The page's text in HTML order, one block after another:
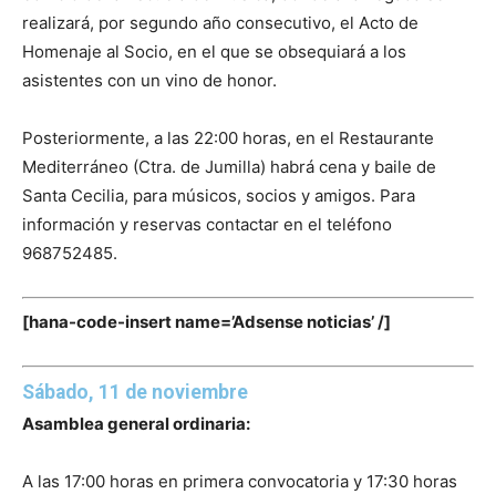
realizará, por segundo año consecutivo, el Acto de
Homenaje al Socio, en el que se obsequiará a los
asistentes con un vino de honor.
Posteriormente, a las 22:00 horas, en el Restaurante
Mediterráneo (Ctra. de Jumilla) habrá cena y baile de
Santa Cecilia, para músicos, socios y amigos. Para
información y reservas contactar en el teléfono
968752485.
[hana-code-insert name=’Adsense noticias’ /]
Sábado, 11 de noviembre
Asamblea general ordinaria:
A las 17:00 horas en primera convocatoria y 17:30 horas